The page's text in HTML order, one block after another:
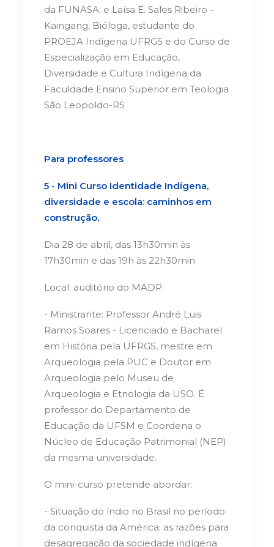
da FUNASA; e Laísa E. Sales Ribeiro –
Kaingang, Bióloga, estudante do
PROEJA Indígena UFRGS e do Curso de
Especialização em Educação,
Diversidade e Cultura Indígena da
Faculdade Ensino Superior em Teologia
São Leopoldo-RS
Para professores
5 - Mini Curso Identidade Indígena,
diversidade e escola: caminhos em
construção,
Dia 28 de abril, das 13h30min às
17h30min e das 19h às 22h30min
Local: auditório do MADP.
- Ministrante: Professor André Luis
Ramos Soares - Licenciado e Bacharel
em História pela UFRGS, mestre em
Arqueologia pela PUC e Doutor em
Arqueologia pelo Museu de
Arqueologia e Etnologia da USO. É
professor do Departamento de
Educação da UFSM e Coordena o
Núcleo de Educação Patrimonial (NEP)
da mesma universidade.
O mini-curso pretende abordar:
- Situação do índio no Brasil no período
da conquista da América; as razões para
desagregação da sociedade indígena.